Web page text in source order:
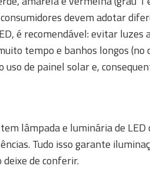
devem adotar
é recomendável: evitar luzes
tempo e banhos longos (no
uso de painel solar e,
lâmpada e luminária de LED
Tudo isso garante
deixe de conferir.